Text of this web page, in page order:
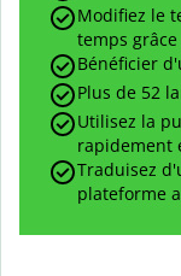
Modifiez le
temps
Bénéficier
Plus de 52
Utilisez la
rapidement
Traduisez
plateforme